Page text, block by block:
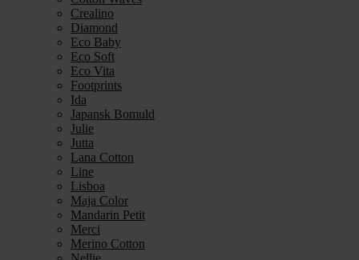
Crealino
Diamond
Eco Baby
Eco Soft
Eco Vita
Footprints
Ida
Japansk Bomuld
Julie
Jutta
Lana Cotton
Line
Lisboa
Maja Color
Mandarin Petit
Merci
Merino Cotton